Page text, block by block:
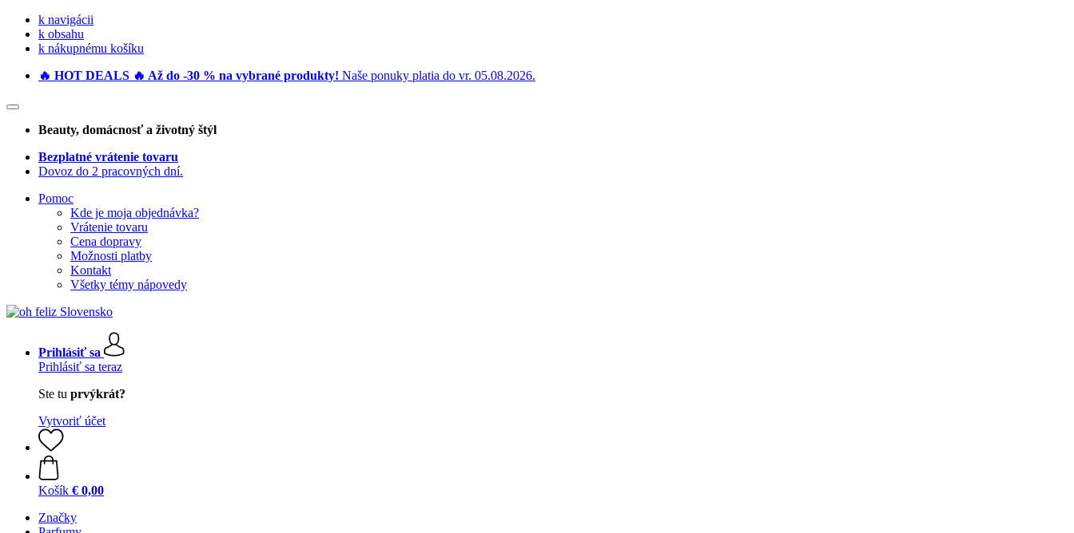
k navigácii
k obsahu
k nákupnému košíku
🔥 HOT DEALS 🔥 Až do -30 % na vybrané produkty! Naše ponuky platia do vr. 05.08.2026.
Beauty, domácnosť a životný štýl
Bezplatné vrátenie tovaru
Dovoz do 2 pracovných dní.
Pomoc
Kde je moja objednávka?
Vrátenie tovaru
Cena dopravy
Možnosti platby
Kontakt
Všetky témy nápovedy
Prihlásiť sa
Prihlásiť sa teraz
Ste tu prvýkrát?
Vytvoriť účet
Košík € 0,00
Značky